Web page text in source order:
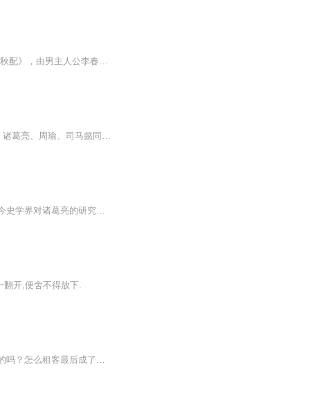
《春秋配》是清代白话长篇才子佳人小说。四卷十六回。不题撰人。成书于清初。 书题《春秋配》，由男主人公李春发、女主人公姜秋莲、张秋联的姓名中之“春”与“秋”构成。书题似为才子佳人小说，故事的结局也是李春发与姜、张二位小姐结为夫妇，但小说情节...
【内容简介】现代人方离穿越到“春秋大陆”，获得召唤异能，率三国群英决战春秋战国名将。诸葛亮、周瑜、司马懿同朝为官，曹操、刘备、孙策共聚一堂，四大都督，五虎上将、五子良将并肩作战，同赴沙场。齐楚燕韩赵魏秦数百年精英汇聚一朝，争雄天下，秦有...
本片分为六集，按照时间顺序讲述诸葛亮的一生，把《三国演义》中的故事、史书记载和当今史学界对诸葛亮的研究交织在一起，用观众耳熟能详的《三国演义》故事为引子，用史书记载和史学家的研究来诠释历史，揭示一些鲜为人知的历史真相。另外，本片还有很多独家的发现。...
翻开,便舍不得放下.
什么？从奴隶到宰相？这么牛的吗？烽火戏诸侯背后的隐藏着怎样的秘密？国家也是可以租的吗？怎么租客最后成了户主？打仗的时候要先预约？所有的人都要遵守步骤。春秋是这么打仗的吗？你家的姓氏起源于哪里？所有的秘密，都在趣读春秋里